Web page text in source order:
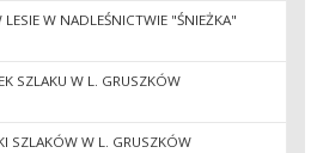
LESIE W NADLEŚNICTWIE "ŚNIEŻKA"
SZLAKU W L. GRUSZKÓW
SZLAKÓW W L. GRUSZKÓW